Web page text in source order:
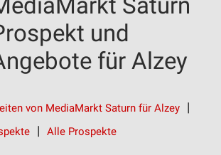
und
für Alzey
von MediaMarkt Saturn für Alzey
Alle Prospekte